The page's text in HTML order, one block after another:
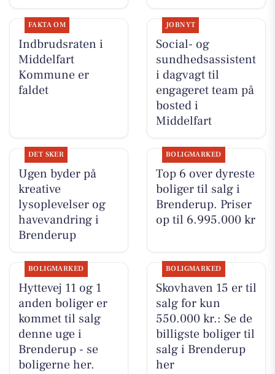
FAKTA OM
Indbrudsraten i
Middelfart
Kommune er
faldet
JOBNYT
Social- og
sundhedsassistent
i dagvagt til
engageret team på
bosted i
Middelfart
DET SKER
Ugen byder på
kreative
lysoplevelser og
havevandring i
Brenderup
BOLIGMARKED
Top 6 over dyreste
boliger til salg i
Brenderup. Priser
op til 6.995.000 kr
BOLIGMARKED
Hyttevej 11 og 1
anden boliger er
kommet til salg
denne uge i
Brenderup - se
boligerne her.
BOLIGMARKED
Skovhaven 15 er til
salg for kun
550.000 kr.: Se de
billigste boliger til
salg i Brenderup
her